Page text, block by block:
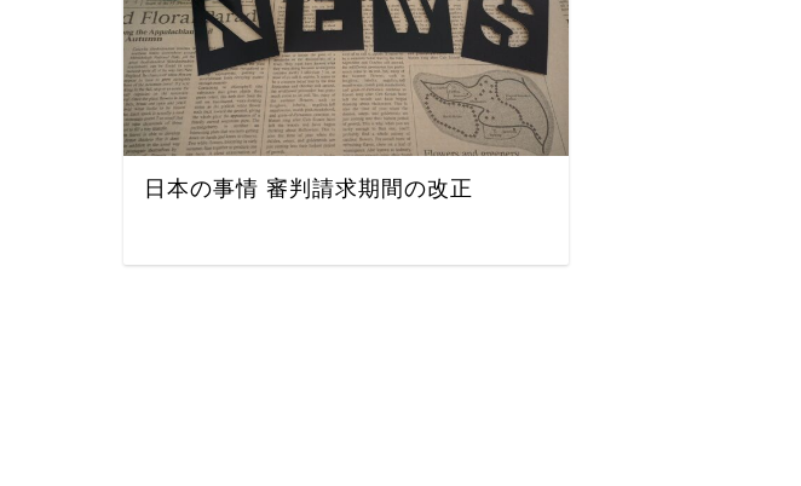
日本の事情 審判請求期間の改正